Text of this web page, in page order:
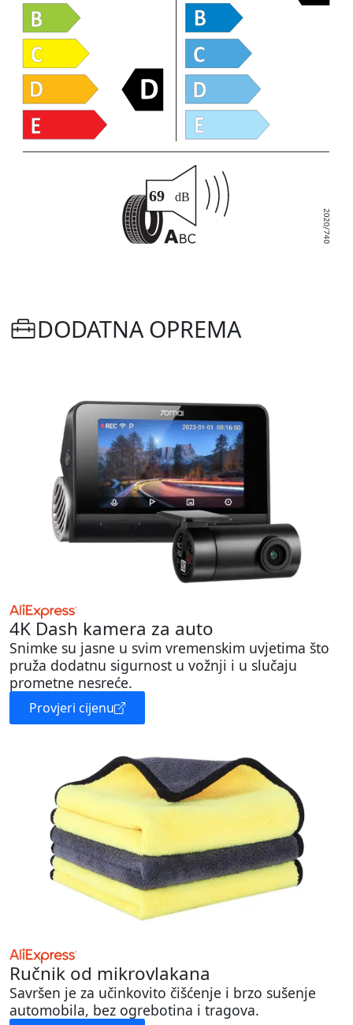
DODATNA OPREMA
4K Dash kamera za auto
Snimke su jasne u svim vremenskim uvjetima što
pruža dodatnu sigurnost u vožnji i u slučaju
prometne nesreće.
Provjeri cijenu
Ručnik od mikrovlakana
Savršen je za učinkovito čišćenje i brzo sušenje
automobila, bez ogrebotina i tragova.